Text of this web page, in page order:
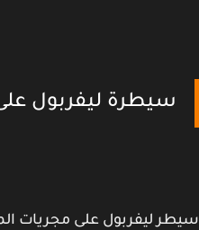
سيطرة ليفربول على
ليفربول على مجريات